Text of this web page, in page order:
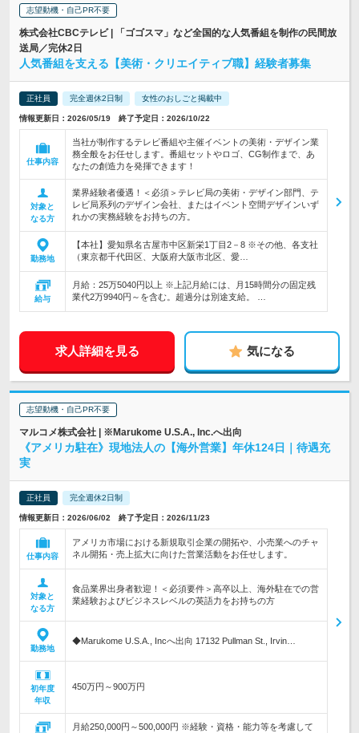
志望動機・自己PR不要
株式会社CBCテレビ | 「ゴゴスマ」など全国的な人気番組を制作の民間放
送局／完休2日
人気番組を支える【美術・クリエイティブ職】経験者募集
正社員 完全週休2日制 女性のおしごと掲載中
情報更新日：2026/05/19 終了予定日：2026/10/22
仕事内容
当社が制作するテレビ番組や主催イベントの美術・デザイン業
務全般をお任せします。番組セットやロゴ、CG制作まで、あ
なたの創造力を発揮できます！
対象と
なる方
業界経験者優遇！＜必須＞テレビ局の美術・デザイン部門、テ
レビ局系列のデザイン会社、またはイベント空間デザインいず
れかの実務経験をお持ちの方。
勤務地
【本社】愛知県名古屋市中区新栄1丁目2－8 ※その他、各支社
（東京都千代田区、大阪府大阪市北区、愛…
給与
月給：25万5040円以上 ※上記月給には、月15時間分の固定残
業代2万9940円～を含む。超過分は別途支給。 …
求人詳細を見る 気になる
志望動機・自己PR不要
マルコメ株式会社 | ※Marukome U.S.A., Inc.へ出向
《アメリカ駐在》現地法人の【海外営業】年休124日｜待遇充
実
正社員 完全週休2日制
情報更新日：2026/06/02 終了予定日：2026/11/23
仕事内容
アメリカ市場における新規取引企業の開拓や、小売業へのチャ
ネル開拓・売上拡大に向けた営業活動をお任せします。
対象と
なる方
食品業界出身者歓迎！＜必須要件＞高卒以上、海外駐在での営
業経験およびビジネスレベルの英語力をお持ちの方
勤務地
◆Marukome U.S.A., Incへ出向 17132 Pullman St., Irvin…
初年度
年収
450万円～900万円
月給250,000円～500,000円 ※経験・資格・能力等を考慮して